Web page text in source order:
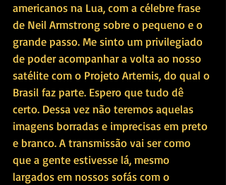
americanos na Lua, com a célebre frase
de Neil Armstrong sobre o pequeno e o
grande passo. Me sinto um privilegiado
de poder acompanhar a volta ao nosso
satélite com o Projeto Artemis, do qual o
Brasil faz parte. Espero que tudo dê
certo. Dessa vez não teremos aquelas
imagens borradas e imprecisas em preto
e branco. A transmissão vai ser como
que a gente estivesse lá, mesmo
largados em nossos sofás com o